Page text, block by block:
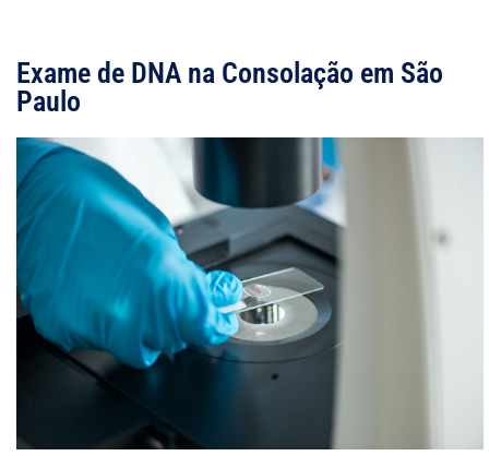
Exame de DNA na Consolação em São
Paulo